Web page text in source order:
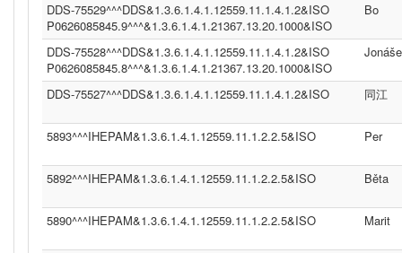
DDS-75529^^^DDS&1.3.6.1.4.1.12559.11.1.4.1.2&ISO
P0626085845.9^^^&1.3.6.1.4.1.21367.13.20.1000&ISO
Bo
DDS-75528^^^DDS&1.3.6.1.4.1.12559.11.1.4.1.2&ISO
P0626085845.8^^^&1.3.6.1.4.1.21367.13.20.1000&ISO
DDS-75527^^^DDS&1.3.6.1.4.1.12559.11.1.4.1.2&ISO 同江
5893^^^IHEPAM&1.3.6.1.4.1.12559.11.1.2.2.5&ISO Per
5892^^^IHEPAM&1.3.6.1.4.1.12559.11.1.2.2.5&ISO Běta
5890^^^IHEPAM&1.3.6.1.4.1.12559.11.1.2.2.5&ISO Marit